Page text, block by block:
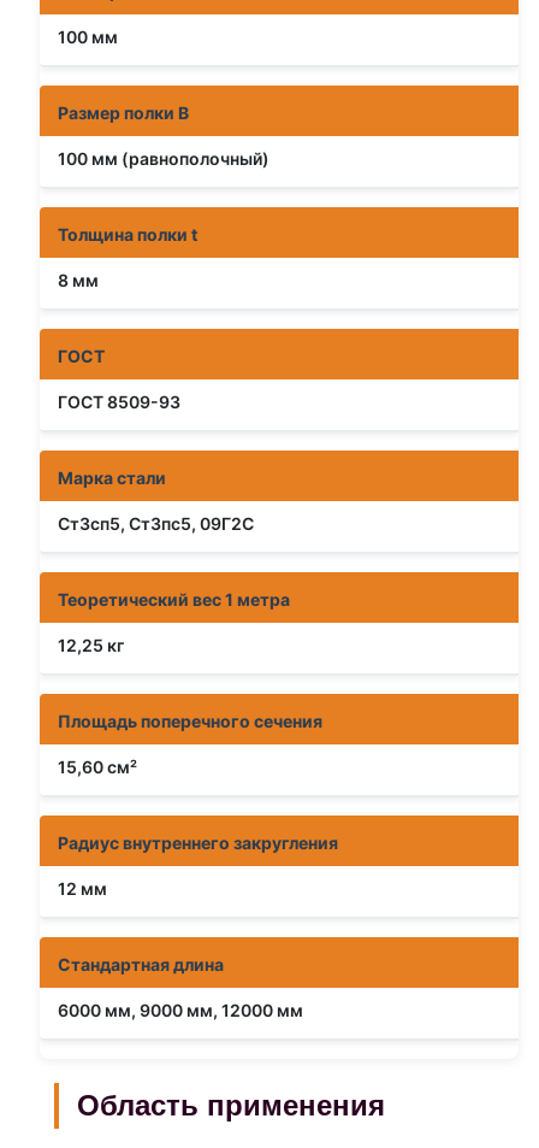
100 мм
Размер полки B
100 мм (равнополочный)
Толщина полки t
8 мм
ГОСТ
ГОСТ 8509-93
Марка стали
Ст3сп5, Ст3пс5, 09Г2С
Теоретический вес 1 метра
12,25 кг
Площадь поперечного сечения
15,60 см²
Радиус внутреннего закругления
12 мм
Стандартная длина
6000 мм, 9000 мм, 12000 мм
Область применения